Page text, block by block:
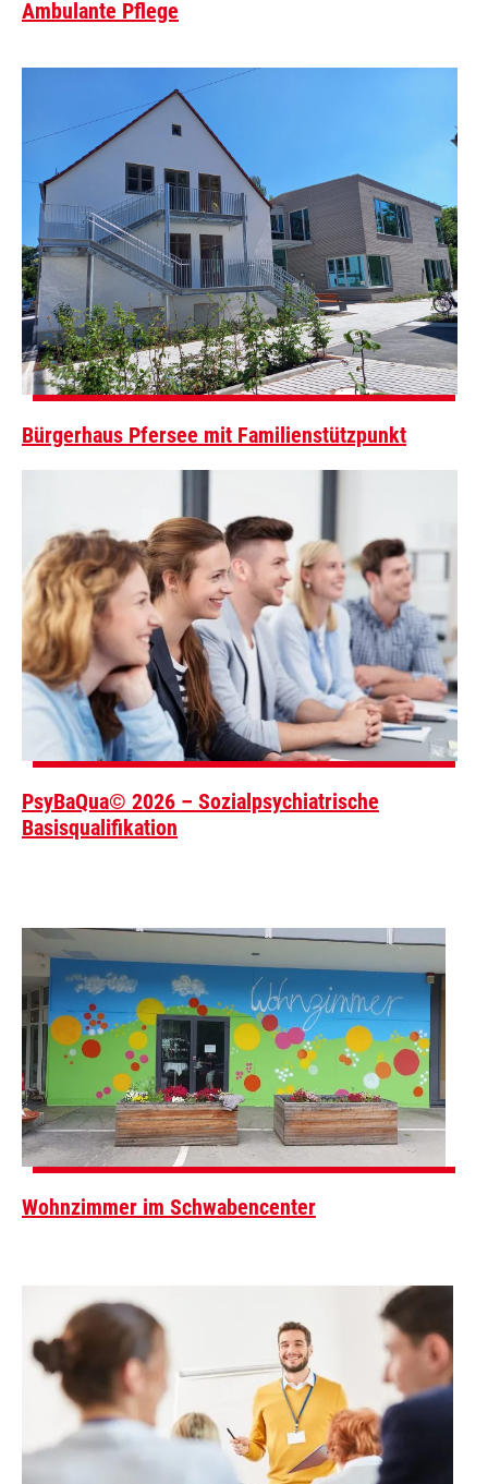
Ambulante Pflege
Bürgerhaus Pfersee mit Familienstützpunkt
PsyBaQua© 2026 – Sozialpsychiatrische
Basisqualifikation
Wohnzimmer im Schwabencenter